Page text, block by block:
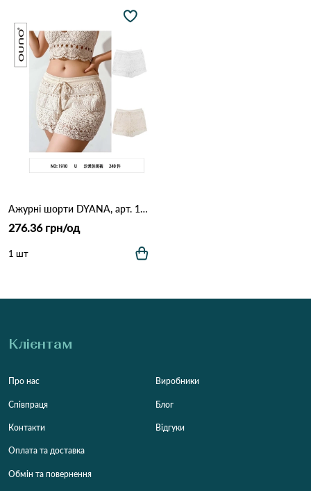
Ажурні шорти DYANA, арт. 1910 (One Size) Білий
276.36 грн/од
1 шт
Клієнтам
Про нас
Співпраця
Контакти
Оплата та доставка
Обмін та повернення
Виробники
Блог
Відгуки